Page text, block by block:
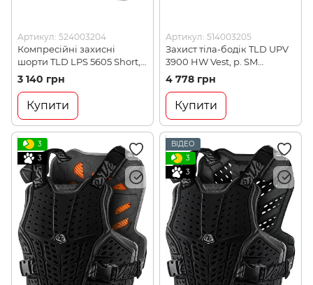
Артикул: 524003204
Компресійні захисні
шорти TLD LPS 5605 Short,
р. XS (524003204)
3 140 грн
Купити
Артикул: 514003205
Захист тіла-бодік TLD UPV
3900 HW Vest, р. SM
(514003205)
4 778 грн
Купити
3
3
ВІДЕО
3
3